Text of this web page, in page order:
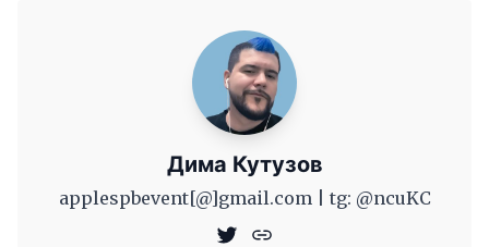
Дима Кутузов
applespbevent[@]gmail.com | tg: @ncuKC